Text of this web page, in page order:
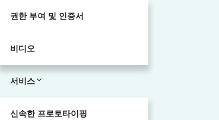
권한 부여 및 인증서
비디오
서비스
신속한 프로토타이핑